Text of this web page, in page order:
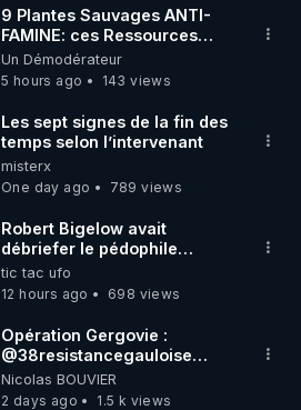
9 Plantes Sauvages ANTI-
FAMINE: ces Ressources
JARDIN&des Haies
Un Démodérateur
5 hours ago
143 views
Les sept signes de la fin des
temps selon l’intervenant
misterx
One day ago
789 views
Robert Bigelow avait
débriefer le pédophile
génocidaire de donald j
trump
tic tac ufo
12 hours ago
698 views
Opération Gergovie :
‪@38resistancegauloise‬
‪@MarionSigautOfficiel‬
‪@gladysriifard5710‬ Laëtitia
Nicolas BOUVIER
2 days ago
1.5 k views